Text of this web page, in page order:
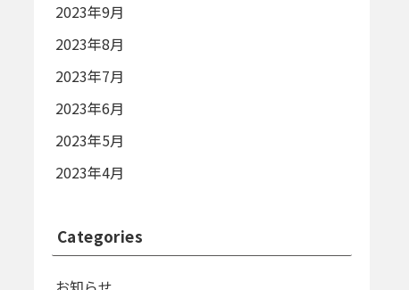
2023年9月
2023年8月
2023年7月
2023年6月
2023年5月
2023年4月
Categories